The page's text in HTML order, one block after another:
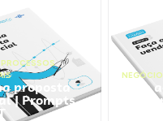
PROCESSOS
proposta
| Prompts
Faça